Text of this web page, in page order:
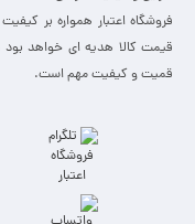
فروشگاه اعتبار همواره بر
قیمت کالا هدیه ای خواهد بود
قمیت و کیفیت مهم است.